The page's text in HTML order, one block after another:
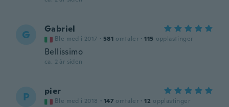
G Gabriel
Ble med i 2017 · 581 omtaler · 115 opplastinger
Bellissimo
ca. 2 år siden
P pier
Ble med i 2018 · 147 omtaler · 12 opplastinger